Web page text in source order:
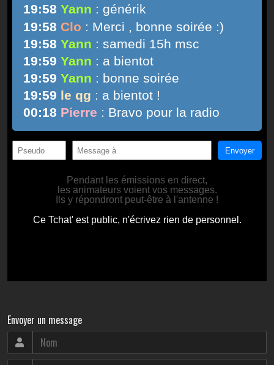
Envoyer un message